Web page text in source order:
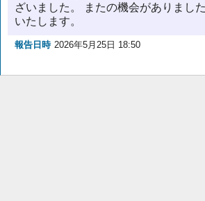
ざいました。 またの機会がありまし
いたします。
報告日時 2026年5月25日 18:50